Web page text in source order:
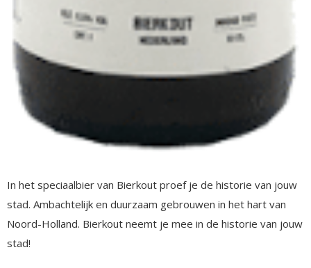
In het speciaalbier van Bierkout proef je de historie van jouw
stad. Ambachtelijk en duurzaam gebrouwen in het hart van
Noord-Holland. Bierkout neemt je mee in de historie van jouw
stad!